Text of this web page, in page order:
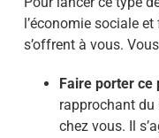
l’économie sociale
s’offrent à vous.
Faire porter ce
rapprochant du
chez vous. Il